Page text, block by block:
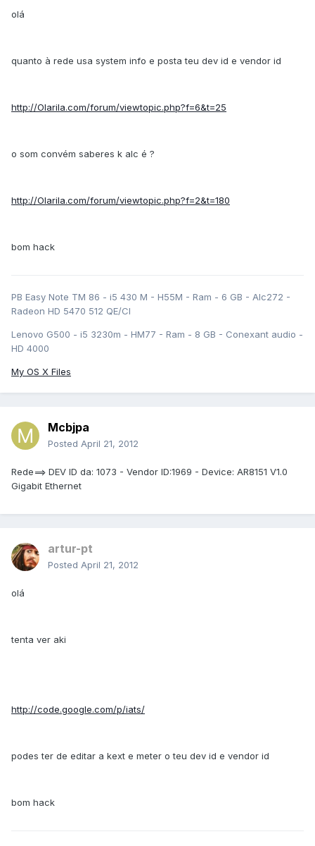
olá
quanto à rede usa system info e posta teu dev id e vendor id
http://Olarila.com/forum/viewtopic.php?f=6&t=25
o som convém saberes k alc é ?
http://Olarila.com/forum/viewtopic.php?f=2&t=180
bom hack
PB Easy Note TM 86 - i5 430 M - H55M - Ram - 6 GB - Alc272 -
Radeon HD 5470 512 QE/CI
Lenovo G500 - i5 3230m - HM77 - Ram - 8 GB - Conexant audio -
HD 4000
My OS X Files
Mcbjpa
Posted April 21, 2012
Rede==> DEV ID da: 1073 - Vendor ID:1969 - Device: AR8151 V1.0
Gigabit Ethernet
artur-pt
Posted April 21, 2012
olá
tenta ver aki
http://code.google.com/p/iats/
podes ter de editar a kext e meter o teu dev id e vendor id
bom hack